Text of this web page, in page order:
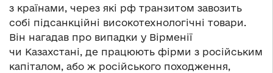
з країнами, через які рф транзитом завозить
собі підсанкційні високотехнологічні товари.
Він нагадав про випадки у Вірменії
чи Казахстані, де працюють фірми з російським
капіталом, або ж російського походження,